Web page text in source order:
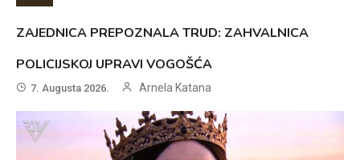
ZAJEDNICA PREPOZNALA TRUD: ZAHVALNICA
POLICIJSKOJ UPRAVI VOGOŠĆA
7. Augusta 2026. Arnela Katana